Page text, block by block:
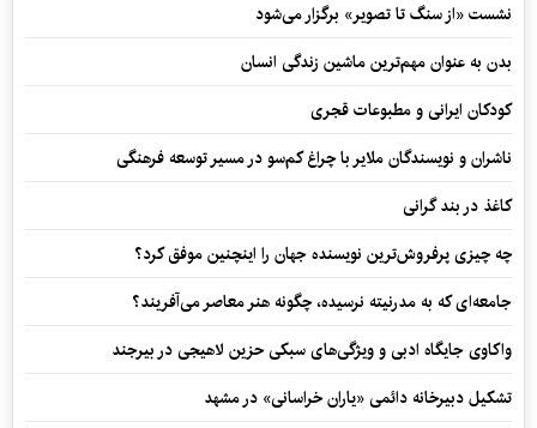
نشست «از سنگ تا تصویر» برگزار می‌شود
بدن به عنوان مهم‌ترین ماشین زندگی انسان
کودکان ایرانی و مطبوعات قجری
ناشران و نویسندگان ملایر با چراغ کم‌سو در مسیر توسعه فرهنگی
کاغذ در بند گرانی
چه چیزی پرفروش‌ترین نویسنده جهان را اینچنین موفق کرد؟
جامعه‌ای که به مدرنیته نرسیده، چگونه هنر معاصر می‌آفریند؟
واکاوی جایگاه ادبی و ویژگی‌های سبکی حزین لاهیجی در بیرجند
تشکیل دبیرخانه دائمی «یاران خراسانی» در مشهد